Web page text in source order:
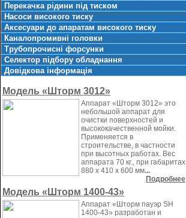
Перекачка рідини під тиском
Насоси високого тиску
Аксесуари до апаратам високого тиску
Каналопромивні головки
Трубопрочисні форсунки
Селектор підбору обладнання
Довідкова інформація
Модель «Шторм 3012»
Аппарат «Шторм 3012» это
небольшой аппарат для
очистки поверхностей и
высококачественной мойки.
Применяется в
строительстве, в частности
при высотных работах. Вес
аппарата 70 кг., при габаритах
880 x 410 x 600 мм...
Подробнее
Модель «Шторм 1400-43»
Аппарат «Шторм пауэр SH
1400-43» разработан и